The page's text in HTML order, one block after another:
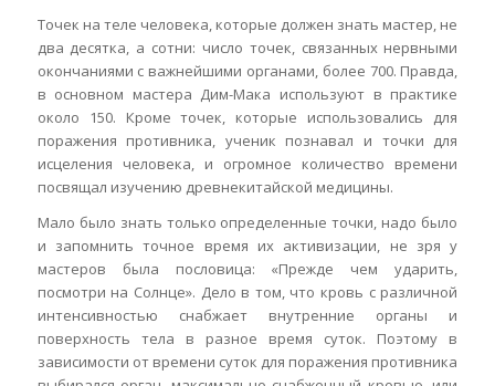
Точек на теле человека, которые должен знать мастер, не
два десятка, а сотни: число точек, связанных нервными
окончаниями с важнейшими органами, более 700. Правда,
в основном мастера Дим-Мака используют в практике
около 150. Кроме точек, которые использовались для
поражения противника, ученик познавал и точки для
исцеления человека, и огромное количество времени
посвящал изучению древнекитайской медицины.
Мало было знать только определенные точки, надо было
и запомнить точное время их активизации, не зря у
мастеров была пословица: «Прежде чем ударить,
посмотри на Солнце». Дело в том, что кровь с различной
интенсивностью снабжает внутренние органы и
поверхность тела в разное время суток. Поэтому в
зависимости от времени суток для поражения противника